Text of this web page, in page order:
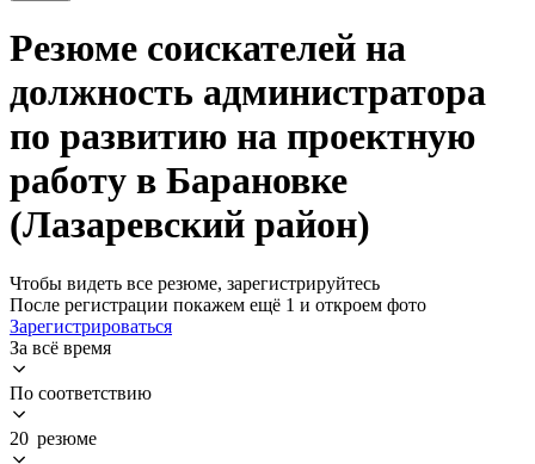
Резюме соискателей на
должность администратора
по развитию на проектную
работу в Барановке
(Лазаревский район)
Чтобы видеть все резюме, зарегистрируйтесь
После регистрации покажем ещё 1 и откроем фото
Зарегистрироваться
За всё время
По соответствию
20 резюме